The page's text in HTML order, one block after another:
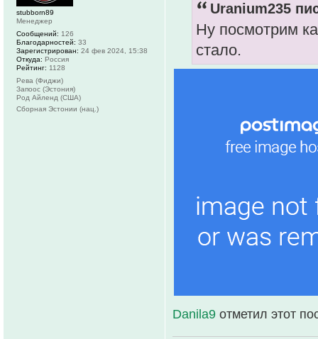
Uranium235
Ну посмотрим
стало.
Danila9 отметил этот
stubborn89
Менеджер
Сообщений: 126
Благодарностей: 33
Зарегистрирован: 24 фев 2024, 15:38
Откуда: Россия
Рейтинг: 1128
Рева (Фиджи)
Запоос (Эстония)
Род Айленд (США)
Сборная Эстонии (нац.)